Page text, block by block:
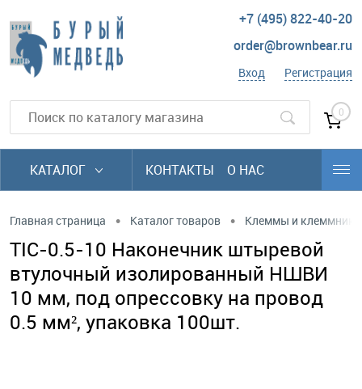
+7 (495) 822-40-20
order@brownbear.ru
Вход Регистрация
0
КАТАЛОГ КОНТАКТЫ О НАС
Главная страница • Каталог товаров • Клеммы и клеммники
TIC-0.5-10 Наконечник штыревой
втулочный изолированный НШВИ
10 мм, под опрессовку на провод
0.5 мм², упаковка 100шт.